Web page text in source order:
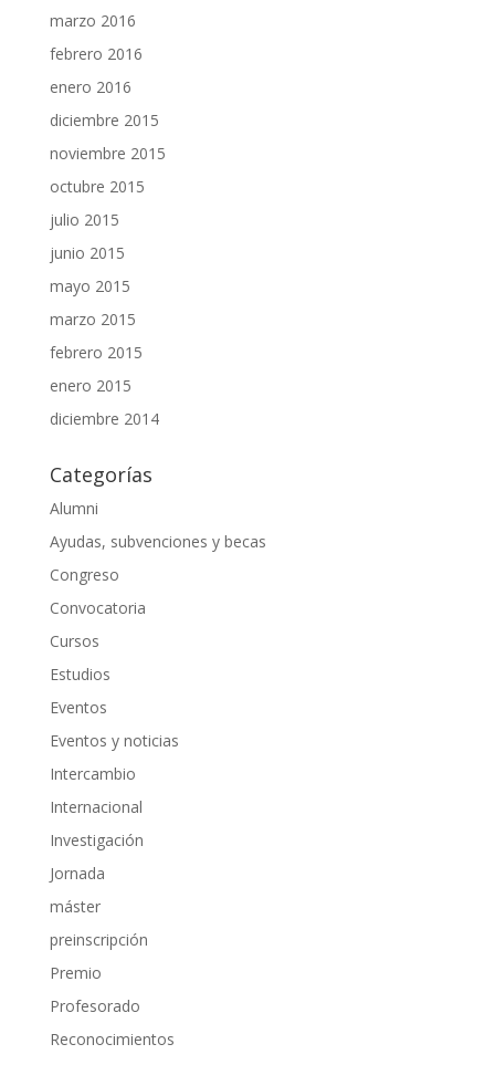
marzo 2016
febrero 2016
enero 2016
diciembre 2015
noviembre 2015
octubre 2015
julio 2015
junio 2015
mayo 2015
marzo 2015
febrero 2015
enero 2015
diciembre 2014
Categorías
Alumni
Ayudas, subvenciones y becas
Congreso
Convocatoria
Cursos
Estudios
Eventos
Eventos y noticias
Intercambio
Internacional
Investigación
Jornada
máster
preinscripción
Premio
Profesorado
Reconocimientos